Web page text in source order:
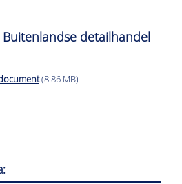
detailhandel
(8.86 MB)